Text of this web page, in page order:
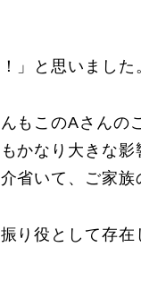
」と思いました
もこのAさんの
かなり大きな影
省いて、ご家族
り役として存在